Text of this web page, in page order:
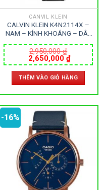
CANVIL KLEIN
CALVIN KLEIN K4N2114X –
NAM – KÍNH KHOÁNG – DÂY
– MÁY THỤY SỸ
2,950,000₫
Giá
gốc
là:
2,950,000 ₫.
2,650,000₫Giá
hiện
tại
là:
THÊM VÀO GIỎ HÀNG
-16%